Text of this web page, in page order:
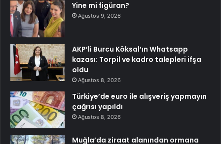
Yine mi figüran?
Ağustos 9, 2026
AKP’li Burcu Köksal’ın Whatsapp
kazası: Torpil ve kadro talepleri ifşa
oldu
Ağustos 8, 2026
Türkiye’de euro ile alışveriş yapmayın
çağrısı yapıldı
Ağustos 8, 2026
Muğla’da ziraat alanından ormana